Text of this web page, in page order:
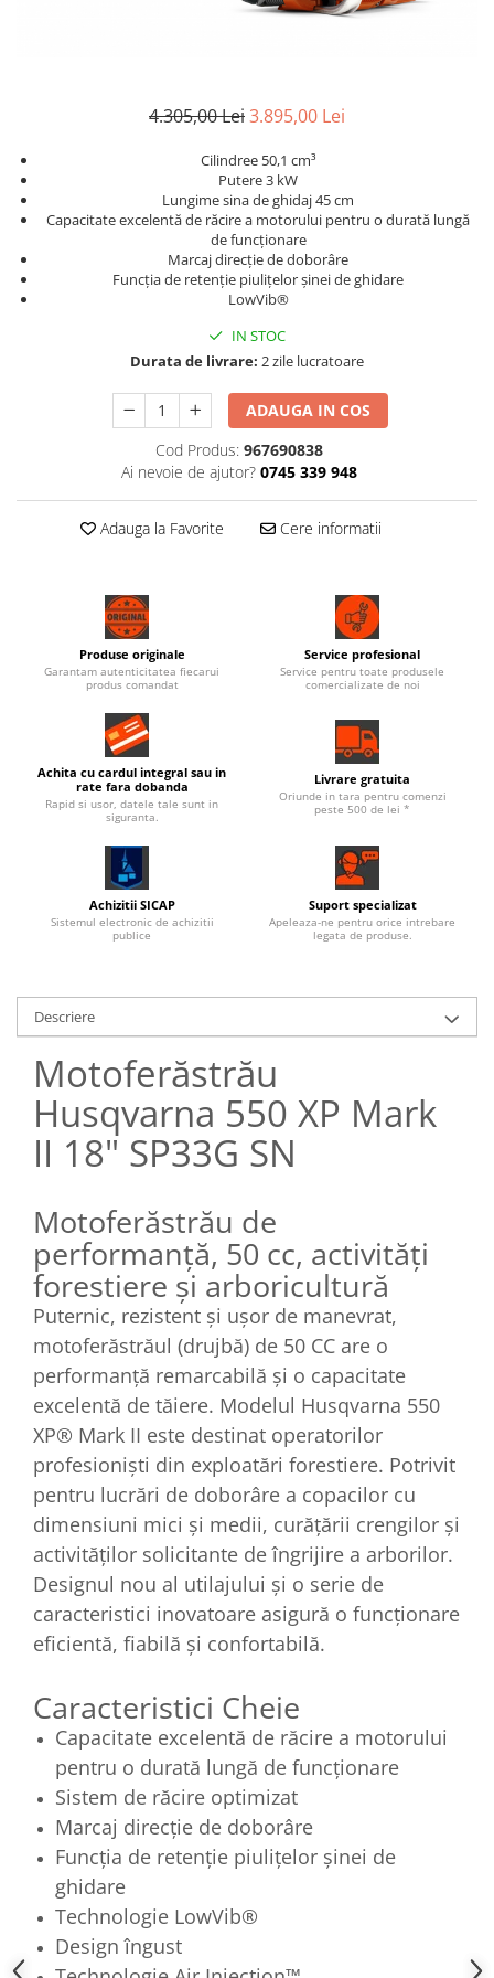
4.305,00 Lei3.895,00 Lei
Cilindree 50,1 cm³
Putere 3 kW
Lungime sina de ghidaj 45 cm
Capacitate excelentă de răcire a motorului pentru o durată lungă
de funcționare
Marcaj direcție de doborâre
Funcţia de retenţie piuliţelor şinei de ghidare
LowVib®
IN STOC
Durata de livrare: 2 zile lucratoare
ADAUGA IN COS
Cod Produs: 967690838
Ai nevoie de ajutor? 0745 339 948
Adauga la Favorite Cere informatii
Produse originale
Garantam autenticitatea fiecarui
produs comandat
Service profesional
Service pentru toate produsele
comercializate de noi
Achita cu cardul integral sau in
rate fara dobanda
Rapid si usor, datele tale sunt in
siguranta.
Livrare gratuita
Oriunde in tara pentru comenzi
peste 500 de lei *
Achizitii SICAP
Sistemul electronic de achizitii
publice
Suport specializat
Apeleaza-ne pentru orice intrebare
legata de produse.
Descriere
Motoferăstrău
Husqvarna 550 XP Mark
II 18" SP33G SN
Motoferăstrău de
performanță, 50 cc, activități
forestiere și arboricultură
Puternic, rezistent și ușor de manevrat,
motoferăstrăul (drujbă) de 50 CC are o
performanță remarcabilă și o capacitate
excelentă de tăiere. Modelul Husqvarna 550
XP® Mark II este destinat operatorilor
profesioniști din exploatări forestiere. Potrivit
pentru lucrări de doborâre a copacilor cu
dimensiuni mici și medii, curățării crengilor și
activităților solicitante de îngrijire a arborilor.
Designul nou al utilajului și o serie de
caracteristici inovatoare asigură o funcționare
eficientă, fiabilă și confortabilă.
Caracteristici Cheie
Capacitate excelentă de răcire a motorului
pentru o durată lungă de funcționare
Sistem de răcire optimizat
Marcaj direcție de doborâre
Funcţia de retenţie piuliţelor şinei de
ghidare
Technologie LowVib®
Design îngust